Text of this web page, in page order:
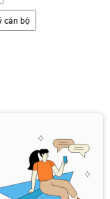
cán bộ